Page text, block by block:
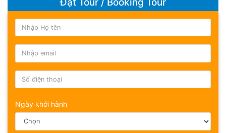
Ngày khởi hành